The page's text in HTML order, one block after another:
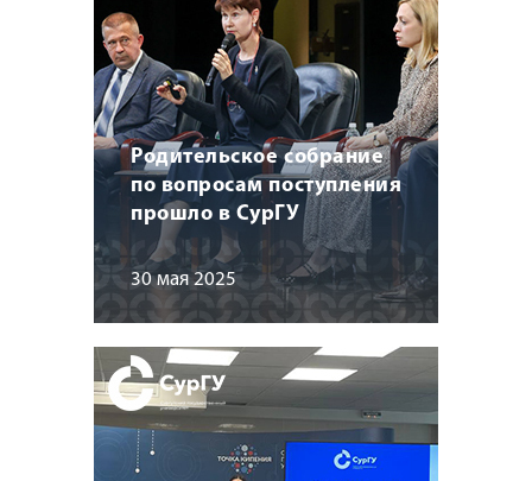
Родительское собрание
по вопросам поступления
прошло в СурГУ
30 мая 2025